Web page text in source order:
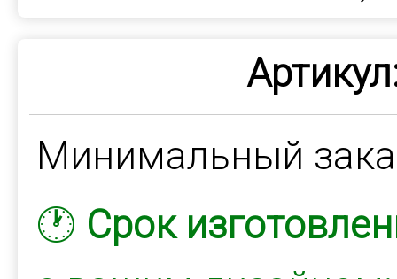
Минимальный
🕐 Срок